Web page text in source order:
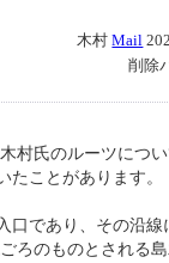
木村Mail
削除
村氏のルーツにつ
ことがあります。
であり、その沿線
ろのものとされる